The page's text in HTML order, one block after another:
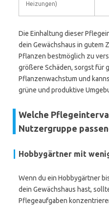
Heizungen)
Die Einhaltung dieser
dein Gewächshaus in gutem
Pflanzen bestmöglich zu
größere Schäden, sorgst für
Pflanzenwachstum und
grüne und produktive
Welche
Nutzergruppe
Hobbygärtner mit
Wenn du ein Hobbygärtner
dein Gewächshaus hast,
Pflegeaufgaben